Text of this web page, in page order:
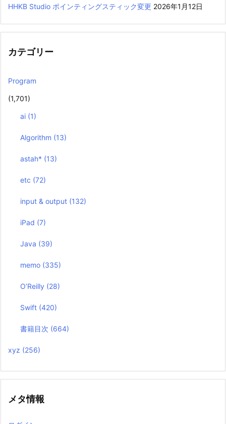
HHKB Studio ポインティングスティック変更 2026年1月12日
カテゴリー
Program
(1,701)
ai (1)
Algorithm (13)
astah* (13)
etc (72)
input & output (132)
iPad (7)
Java (39)
memo (335)
O’Reilly (28)
Swift (420)
書籍目次 (664)
xyz (256)
メタ情報